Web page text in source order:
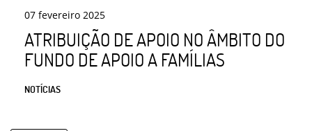
07 fevereiro 2025
ATRIBUIÇÃO DE APOIO NO ÂMBITO DO
FUNDO DE APOIO A FAMÍLIAS
NOTÍCIAS